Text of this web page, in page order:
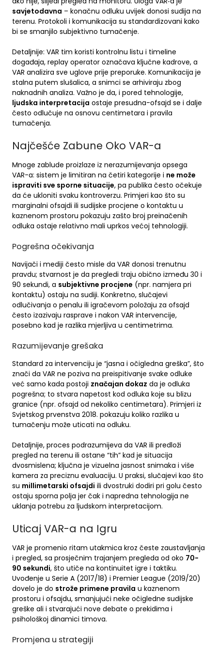
savjetodavna – konačnu odluku uvijek donosi sudija na
terenu. Protokoli i komunikacija su standardizovani kako
bi se smanjilo subjek­tivno tumačenje.
Detaljnije: VAR tim koristi kontrolnu listu i timeline
događaja, replay operator označava ključne kadrove, a
VAR analizira sve uglove prije preporuke. Komunikacija je
stalna putem slušalica, a snimci se arhiviraju zbog
naknadnih analiza. Važno je da, i pored tehnologije,
ljudska interpretacija ostaje presudna-ofsajd se i dalje
često odlučuje na osnovu centimetara i pravila
tumačenja.
Najčešće Zabune Oko VAR-a
Mnoge zablude proizlaze iz nerazumijevanja opsega
VAR-a: sistem je limitiran na četiri kategorije i ne može
ispraviti sve sporne situacije, pa publika često očekuje
da će ukloniti svaku kontroverzu. Primjeri kao što su
marginalni ofsajdi ili sudijske procjene o kontaktu u
kaznenom prostoru pokazuju zašto broj preinačenih
odluka ostaje relativno mali uprkos većoj tehnologiji.
Pogrešna očekivanja
Navijači i mediji često misle da VAR donosi trenutnu
pravdu; stvarnost je da pregledi traju obično između 30 i
90 sekundi, a subjektivne procjene (npr. namjera pri
kontaktu) ostaju na sudiji. Konkretno, slučajevi
odlučivanja o penalu ili igračevom položaju za ofsajd
često izazivaju rasprave i nakon VAR intervencije,
posebno kad je razlika mjerljiva u centimetrima.
Razumijevanje grešaka
Standard za intervenciju je “jasna i očigledna greška”, što
znači da VAR ne poziva na preispitivanje svake odluke
već samo kada postoji značajan dokaz da je odluka
pogrešna; to stvara napetost kod odluka koje su blizu
granice (npr. ofsajd od nekoliko centimetara). Primjeri iz
Svjetskog prvenstva 2018. pokazuju koliko razlika u
tumačenju može uticati na odluku.
Detaljnije, proces podrazumijeva da VAR ili predloži
pregled na terenu ili ostane “tih” kad je situacija
dvosmislena; ključna je vizuelna jasnost snimaka i više
kamera za preciznu evaluaciju. U praksi, slučajevi kao što
su millimetarski ofsajdi ili dvostruki dodiri pri golu često
ostaju sporna polja jer čak i napredna tehnologija ne
uklanja potrebu za ljudskom interpretacijom.
Uticaj VAR-a na Igru
VAR je promenio ritam utakmica kroz česte zaustavljanja
i pregled, sa prosječnim trajanjem pregleda od oko 70-
90 sekundi, što utiče na kontinuitet igre i taktiku.
Uvođenje u Serie A (2017/18) i Premier League (2019/20)
dovelo je do strože primene pravila u kaznenom
prostoru i ofsajdu, smanjujući neke očigledne sudijske
greške ali i stvarajući nove debate o prekidima i
psihološkoj dinamici timova.
Promjena u strategiji